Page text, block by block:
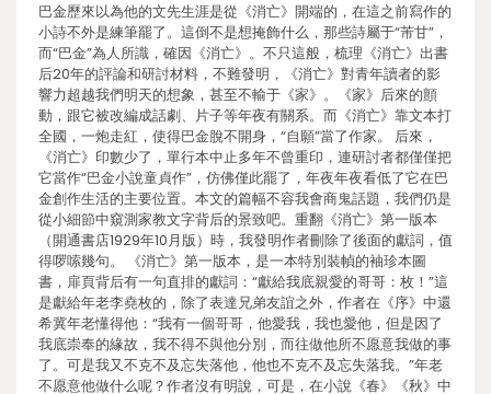
巴金歷來以為他的文先生涯是從《消亡》開端的，在這之前寫作的
小詩不外是練筆罷了。這倒不是想掩飾什么，那些詩屬于“芾甘”，
而“巴金”為人所識，確因《消亡》。不只這般，梳理《消亡》出書
后20年的評論和研討材料，不難發明，《消亡》對青年讀者的影
響力超越我們明天的想象，甚至不輸于《家》。《家》后來的顫
動，跟它被改編成話劇、片子等年夜有關系。而《消亡》靠文本打
全國，一炮走紅，使得巴金脫不開身，“自願”當了作家。 后來，
《消亡》印數少了，單行本中止多年不曾重印，連研討者都僅僅把
它當作“巴金小說童貞作”，仿佛僅此罷了，年夜年夜看低了它在巴
金創作生活的主要位置。本文的篇幅不容我會商鬼話題，我們仍是
從小細節中窺測家教文字背后的景致吧。重翻《消亡》第一版本
（開通書店1929年10月版）時，我發明作者刪除了後面的獻詞，值
得啰嗦幾句。 《消亡》第一版本，是一本特別裝幀的袖珍本圖
書，扉頁背后有一句直排的獻詞：“獻給我底親愛的哥哥：枚！”這
是獻給年老李堯枚的，除了表達兄弟友誼之外，作者在《序》中還
希冀年老懂得他：“我有一個哥哥，他愛我，我也愛他，但是因了
我底崇奉的緣故，我不得不與他分別，而往做他所不愿意我做的事
了。可是我又不克不及忘失落他，他也不克不及忘失落我。”年老
不愿意他做什么呢？作者沒有明說，可是，在小說《春》《秋》中